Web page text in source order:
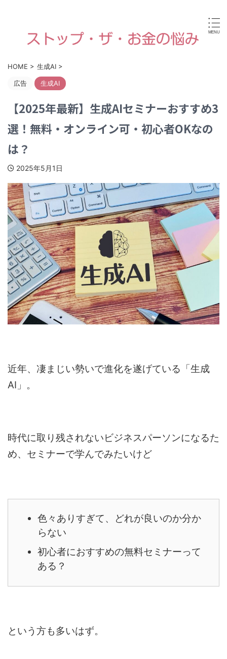
HOME > 生成AI >
広告 生成AI
【2025年最新】生成AIセミナーおすすめ3
選！無料・オンライン可・初心者OKなの
は？
2025年5月1日
近年、凄まじい勢いで進化を遂げている「生成
AI」。
時代に取り残されないビジネスパーソンになるた
め、セミナーで学んでみたいけど
色々ありすぎて、どれが良いのか分か
らない
初心者におすすめの無料セミナーって
ある？
という方も多いはず。